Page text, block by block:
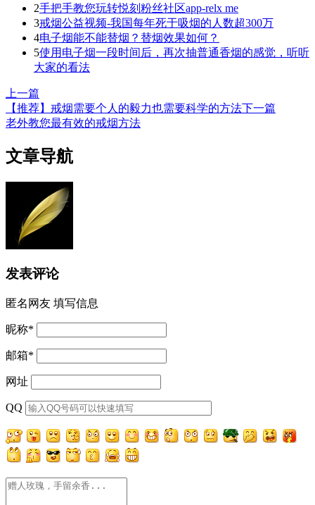
2手把手教您玩转悦刻粉丝社区app-relx me
3戒烟公益视频-我国每年死于吸烟的人数超300万
4电子烟能不能替烟？替烟效果如何？
5使用电子烟一段时间后，再次抽普通香烟的感觉，听听
大家的看法
上一篇
【推荐】戒烟需要个人的毅力也需要科学的方法下一篇
老外教您最有效的戒烟方法
文章导航
发表评论
匿名网友 填写信息
昵称*
邮箱*
网址
QQ